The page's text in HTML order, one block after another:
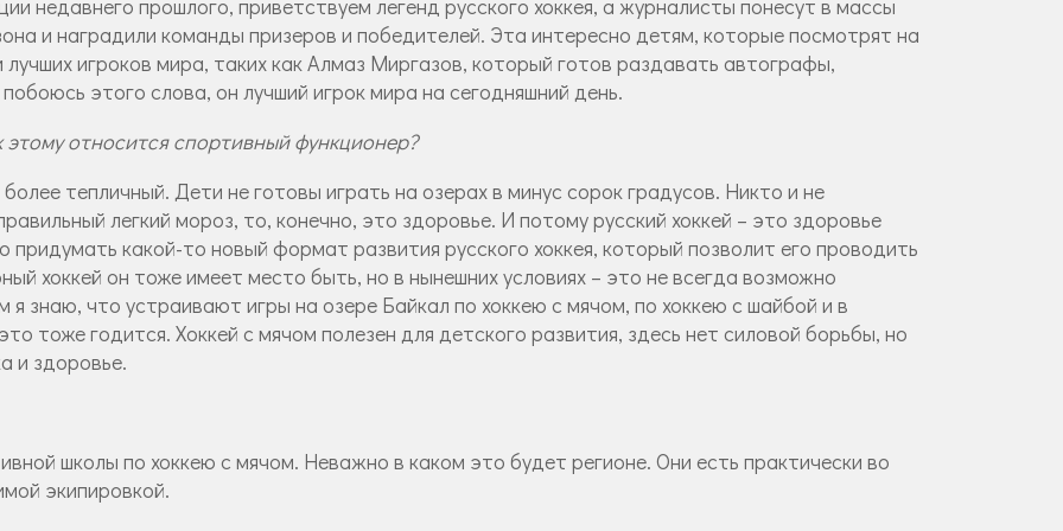
и наградили команды призеров и победителей. Эта интересно детям, которые посмотрят на
игроков мира, таких как Алмаз Миргазов, который готов раздавать автографы,
этого слова, он лучший игрок мира на сегодняшний день.
относится спортивный функционер?
тепличный. Дети не готовы играть на озерах в минус сорок градусов. Никто и не
легкий мороз, то, конечно, это здоровье. И потому русский хоккей – это здоровье
какой-то новый формат развития русского хоккея, который позволит его проводить
хоккей он тоже имеет место быть, но в нынешних условиях – это не всегда возможно
я знаю, что устраивают игры на озере Байкал по хоккею с мячом, по хоккею с шайбой и в
тоже годится. Хоккей с мячом полезен для детского развития, здесь нет силовой борьбы, но
и здоровье.
школы по хоккею с мячом. Неважно в каком это будет регионе. Они есть практически во
экипировкой.